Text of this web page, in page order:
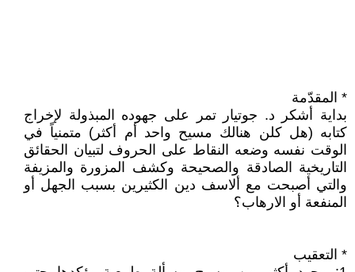
* المقدّمة
بداية أشكر د. جوتيار تمر على جهوده المبذولة لإخراج
كتابه (هل كلن هنالك مسيح واحد أم أكثر) متمنياً في
الوقت نفسه وضعه النقاط على الحروف لتبيان الحقائق
التاريخية الصادقة والصحيحة وكشف المزورة والمزيفة
والتي أصبحت مع ألاسف دين الكثيرين بسبب الجهل أو
المنفعة أو الارهاب؟
* التعقيب